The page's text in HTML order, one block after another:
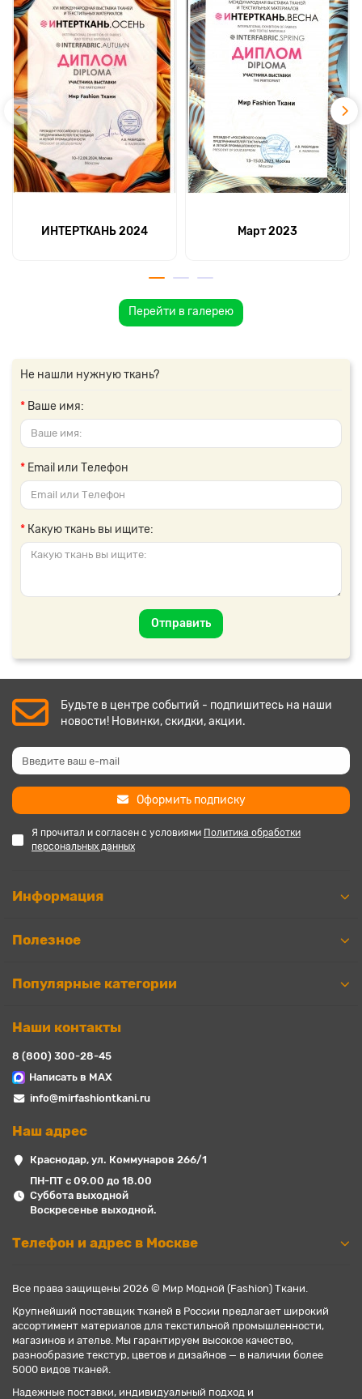
ИНТЕРТКАНЬ 2024 Март 2023
Перейти в галерею
Не нашли нужную ткань?
Ваше имя:
Email или Телефон
Какую ткань вы ищите:
Отправить
Будьте в центре событий - подпишитесь на наши
новости! Новинки, скидки, акции.
Оформить подписку
Я прочитал и согласен с условиями Политика обработки
персональных данных
Информация
Полезное
Популярные категории
Наши контакты
8 (800) 300-28-45
Написать в MAX
info@mirfashiontkani.ru
Наш адрес
Краснодар, ул. Коммунаров 266/1
ПН-ПТ с 09.00 до 18.00
Суббота выходной
Воскресенье выходной.
Телефон и адрес в Москве
Все права защищены 2026 © Мир Модной (Fashion) Ткани.
Крупнейший поставщик тканей в России предлагает широкий
ассортимент материалов для текстильной промышленности,
магазинов и ателье. Мы гарантируем высокое качество,
разнообразие текстур, цветов и дизайнов — в наличии более
5000 видов тканей.
Надежные поставки, индивидуальный подход и